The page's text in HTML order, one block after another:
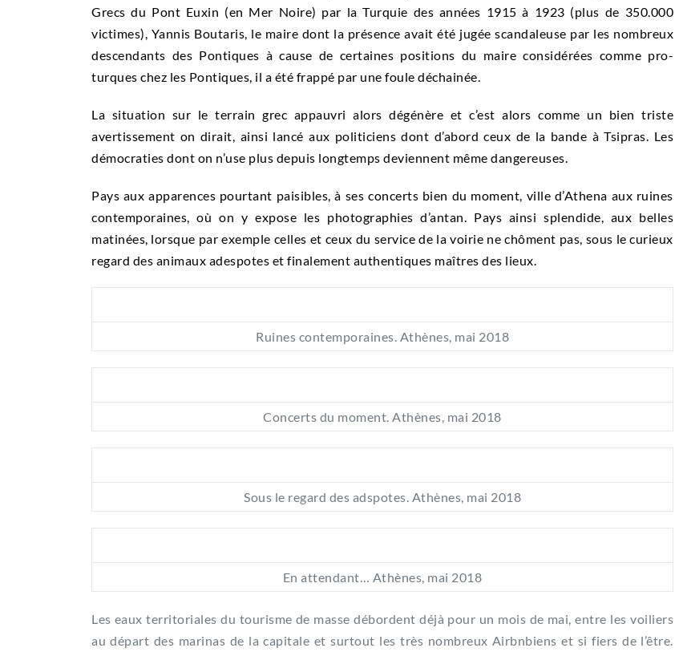
Grecs du Pont Euxin (en Mer Noire) par la Turquie des années 1915 à 1923 (plus de 350.000
victimes), Yannis Boutaris, le maire dont la présence avait été jugée scandaleuse par les nombreux
descendants des Pontiques à cause de certaines positions du maire considérées comme pro-
turques chez les Pontiques, il a été frappé par une foule déchainée.
La situation sur le terrain grec appauvri alors dégénère et c’est alors comme un bien triste
avertissement on dirait, ainsi lancé aux politiciens dont d’abord ceux de la bande à Tsipras. Les
démocraties dont on n’use plus depuis longtemps deviennent même dangereuses.
Pays aux apparences pourtant paisibles, à ses concerts bien du moment, ville d’Athena aux ruines
contemporaines, où on y expose les photographies d’antan. Pays ainsi splendide, aux belles
matinées, lorsque par exemple celles et ceux du service de la voirie ne chôment pas, sous le curieux
regard des animaux adespotes et finalement authentiques maîtres des lieux.
Ruines contemporaines. Athènes, mai 2018
Concerts du moment. Athènes, mai 2018
Sous le regard des adspotes. Athènes, mai 2018
En attendant… Athènes, mai 2018
Les eaux territoriales du tourisme de masse débordent déjà pour un mois de mai, entre les voiliers
au départ des marinas de la capitale et surtout les très nombreux Airbnbiens et si fiers de l’être.